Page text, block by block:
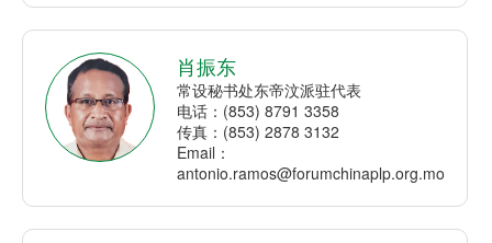
肖振东
常设秘书处东帝汶派驻代表
电话：(853) 8791 3358
传真：(853) 2878 3132
Email：
antonio.ramos@forumchinaplp.org.mo